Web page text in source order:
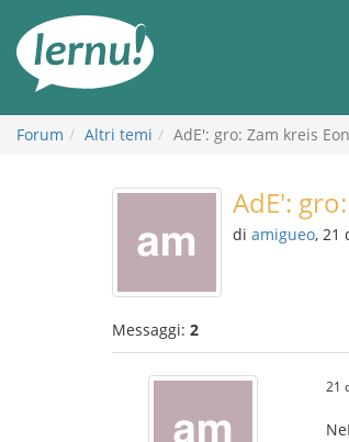
all’indice
Forum Altri temi AdE': gro: Zam kreis
AdE':
di amigueo, 21
Messaggi: 2
21